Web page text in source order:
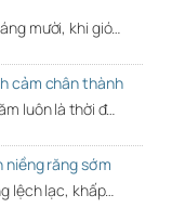
mười, khi gió…
cảm chân thành
luôn là thời đ…
niềng răng sớm
lệch lạc, khấp…